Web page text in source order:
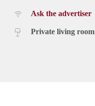
Ask the advertiser
Private living room